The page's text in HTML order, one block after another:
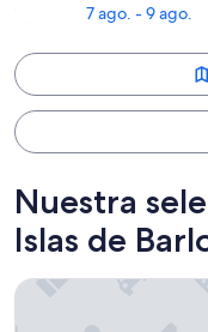
7 ago. - 9 ago.
Nuestra
Islas de
Manava Beach Resort